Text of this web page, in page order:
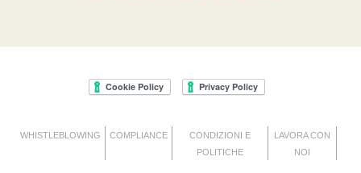
WHISTLEBLOWING COMPLIANCE
CONDIZIONI E
POLITICHE
LAVORA CON
NOI